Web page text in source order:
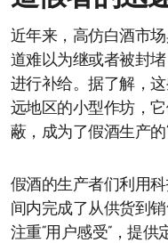
近年来，高仿白酒市
道难以为继或者被封
进行补给。据了解，
远地区的小型作坊，
蔽，成为了假酒生产的“
假酒的生产者们利用
间内完成了从供货到
注重“用户感受”，提